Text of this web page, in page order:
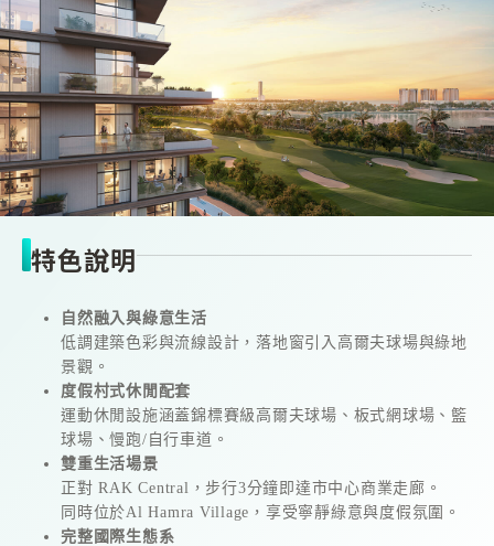
特色說明
自然融入與綠意生活
低調建築色彩與流線設計，落地窗引入高爾夫球場與綠地
景觀。
度假村式休閒配套
運動休閒設施涵蓋錦標賽級高爾夫球場、板式網球場、籃
球場、慢跑/自行車道。
雙重生活場景
正對 RAK Central，步行3分鐘即達市中心商業走廊。
同時位於Al Hamra Village，享受寧靜綠意與度假氛圍。
完整國際生態系